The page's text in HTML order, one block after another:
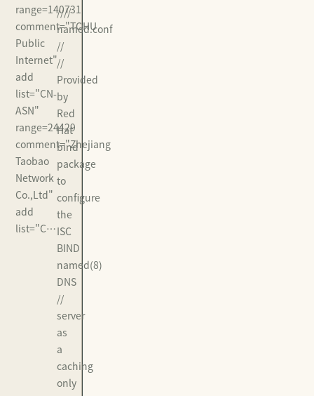
range=140731
comment="TOHU
Public
Internet"
add
list="CN-
ASN"
range=24429
comment="Zhejiang
Taobao
Network
Co.,Ltd"
add
list="C…
////
named.conf
//
//
Provided
by
Red
Hat
bind
package
to
configure
the
ISC
BIND
named(8)
DNS
//
server
as
a
caching
only